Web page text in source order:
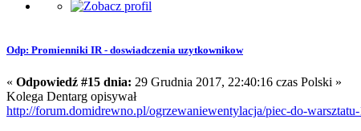
Odp: Promienniki IR - doswiadczenia uzytkownikow
« Odpowiedź #15 dnia: 29 Grudnia 2017, 22:40:16 czas Polski »
Kolega Dentarg opisywał
http://forum.domidrewno.pl/ogrzewaniewentylacja/piec-do-